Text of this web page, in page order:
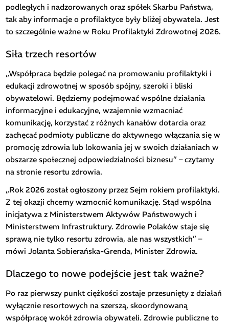
podległych i nadzorowanych oraz spółek Skarbu Państwa,
tak aby informacje o profilaktyce były bliżej obywatela. Jest
to szczególnie ważne w Roku Profilaktyki Zdrowotnej 2026.
Siła trzech resortów
„Współpraca będzie polegać na promowaniu profilaktyki i
edukacji zdrowotnej w sposób spójny, szeroki i bliski
obywatelowi. Będziemy podejmować wspólne działania
informacyjne i edukacyjne, wzajemnie wzmacniać
komunikację, korzystać z różnych kanałów dotarcia oraz
zachęcać podmioty publiczne do aktywnego włączania się w
promocję zdrowia lub lokowania jej w swoich działaniach w
obszarze społecznej odpowiedzialności biznesu” – czytamy
na stronie resortu zdrowia.
„Rok 2026 został ogłoszony przez Sejm rokiem profilaktyki.
Z tej okazji chcemy wzmocnić komunikację. Stąd wspólna
inicjatywa z Ministerstwem Aktywów Państwowych i
Ministerstwem Infrastruktury. Zdrowie Polaków staje się
sprawą nie tylko resortu zdrowia, ale nas wszystkich” –
mówi Jolanta Sobierańska-Grenda, Minister Zdrowia.
Dlaczego to nowe podejście jest tak ważne?
Po raz pierwszy punkt ciężkości zostaje przesunięty z działań
wyłącznie resortowych na szerszą, skoordynowaną
współpracę wokół zdrowia obywateli. Zdrowie publiczne to